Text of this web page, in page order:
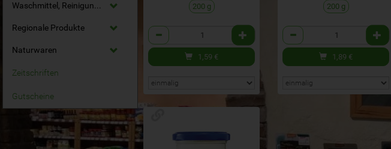
Waschmittel, Reinigungsmittel
Regionale Produkte
Naturwaren
Zeitschriften
Gutscheine
200 g
Anzahl
1,59 €
200 g
Anzahl
1,89 €